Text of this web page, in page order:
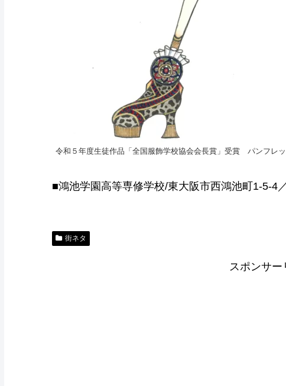
令和５年度生徒作品「全国服飾学校協会会長賞」受賞 パンフレ
■鴻池学園高等専修学校/東大阪市西鴻池町1-5-4
街ネタ
スポンサー